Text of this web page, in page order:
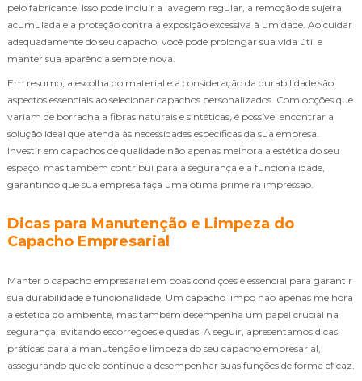
pelo fabricante. Isso pode incluir a lavagem regular, a remoção de sujeira
acumulada e a proteção contra a exposição excessiva à umidade. Ao cuidar
adequadamente do seu capacho, você pode prolongar sua vida útil e
manter sua aparência sempre nova.
Em resumo, a escolha do material e a consideração da durabilidade são
aspectos essenciais ao selecionar capachos personalizados. Com opções que
variam de borracha a fibras naturais e sintéticas, é possível encontrar a
solução ideal que atenda às necessidades específicas da sua empresa.
Investir em capachos de qualidade não apenas melhora a estética do seu
espaço, mas também contribui para a segurança e a funcionalidade,
garantindo que sua empresa faça uma ótima primeira impressão.
Dicas para Manutenção e Limpeza do
Capacho Empresarial
Manter o capacho empresarial em boas condições é essencial para garantir
sua durabilidade e funcionalidade. Um capacho limpo não apenas melhora
a estética do ambiente, mas também desempenha um papel crucial na
segurança, evitando escorregões e quedas. A seguir, apresentamos dicas
práticas para a manutenção e limpeza do seu capacho empresarial,
assegurando que ele continue a desempenhar suas funções de forma eficaz.